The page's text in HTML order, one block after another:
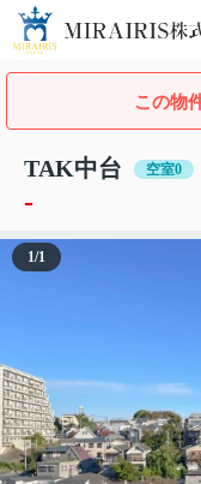
この物
TAK中台 空室0
-
1/1